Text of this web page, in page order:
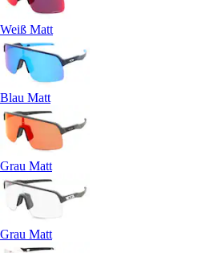
Weiß Matt
Blau Matt
Grau Matt
Grau Matt